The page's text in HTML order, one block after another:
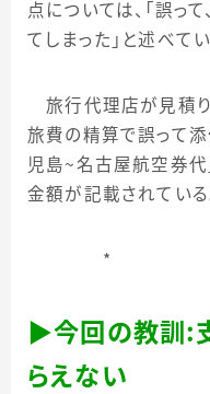
点については、「誤っ
てしまった」と述べてい
旅行代理店が見積り
旅費の精算で誤って添
児島～名古屋航空券代
金額が記載されている
＊
▶今回の教訓
らえない